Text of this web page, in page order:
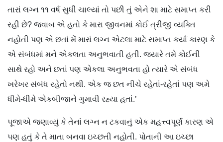
તારાં લગ્ન ૧૧ વર્ષ સુધી ચાલ્યાં તો પછી તું એને શા માટે સમાપ્ત કરી
રહી છે? જવાબ એ હતો કે મારા જીવનમાં કોઈ ત્રીજી વ્યક્તિ
નહોતી પણ એ છતાં મેં મારાં લગ્ન એટલા માટે સમાપ્ત કર્યાં કારણ કે
એ સંબંધમાં મને એકલતા અનુભવાતી હતી. જ્યારે તમે કોઈની
સાથે રહો અને છતાં પણ એકલા અનુભવતા હો ત્યારે એ સંબંધ
ખરેખર સંબંધ રહેતો નથી. એક જ છત નીચે રહેતાં-રહેતાં પણ અમે
ધીમે-ધીમે એકબીજાને ગુમાવી રહ્યા હતાં.’
પૂજાએ જણાવ્યું કે તેનાં લગ્ન ન ટકવાનું એક મહત્ત્વપૂર્ણ કારણ એ
પણ હતું કે તે માતા બનવા ઇચ્છતી નહોતી. પોતાની આ ઇચ્છા